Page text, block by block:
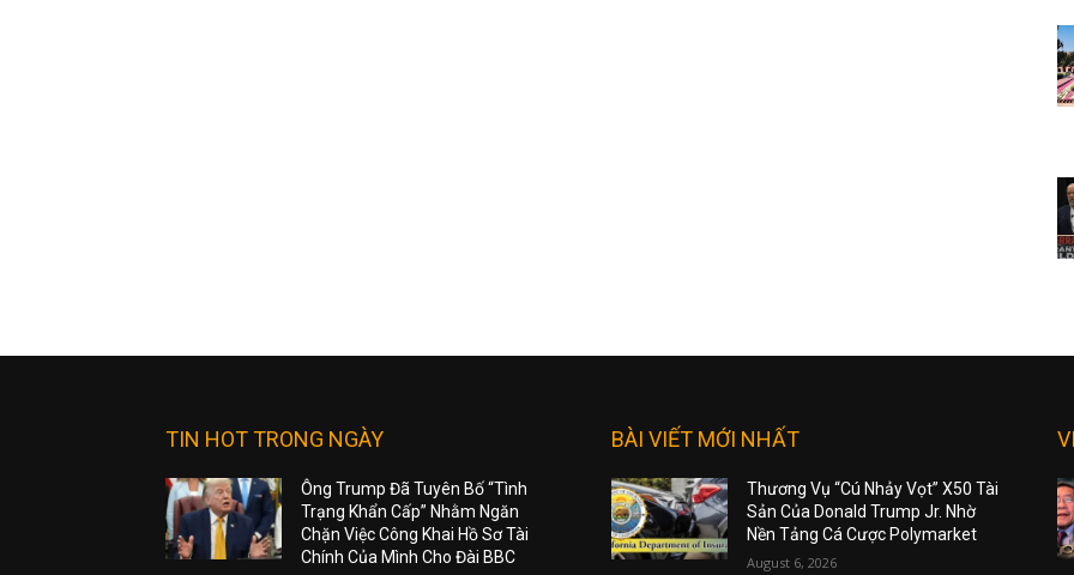
TIN HOT TRONG NGÀY
Ông Trump Đã Tuyên Bố “Tình
Trạng Khẩn Cấp” Nhằm Ngăn
Chặn Việc Công Khai Hồ Sơ Tài
Chính Của Mình Cho Đài BBC
BÀI VIẾT MỚI NHẤT
Thương Vụ “Cú Nhảy Vọt” X50 Tài
Sản Của Donald Trump Jr. Nhờ
Nền Tảng Cá Cược Polymarket
August 6, 2026